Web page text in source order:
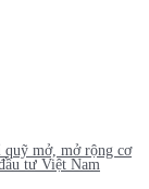
quỹ mở, mở rộng cơ
tư Việt Nam